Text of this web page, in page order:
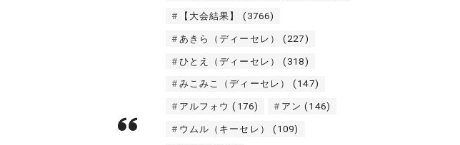
【大会結果】 (3766)
あきら（ディーセレ） (227)
ひとえ（ディーセレ） (318)
みこみこ（ディーセレ） (147)
アルフォウ (176) アン (146)
ウムル（キーセレ） (109)